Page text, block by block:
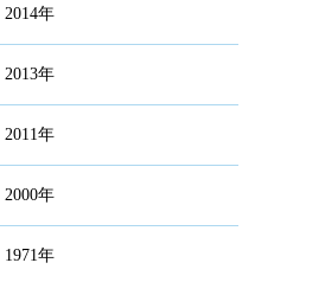
2014年
2013年
2011年
2000年
1971年